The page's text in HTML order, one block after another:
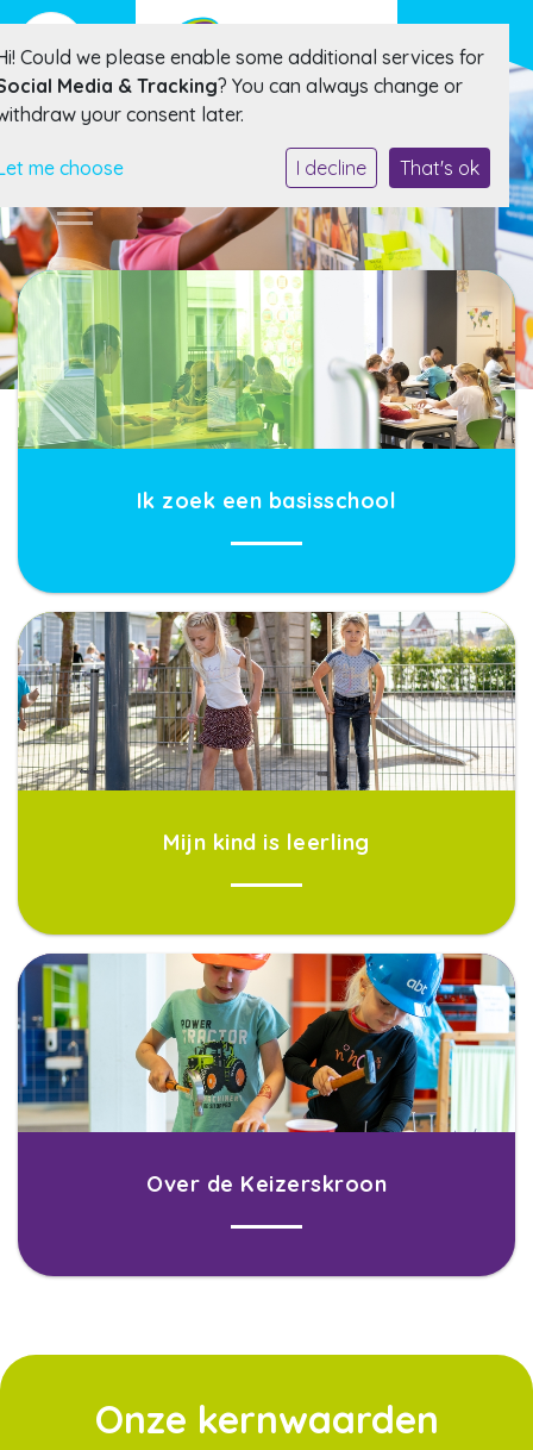
Ik zoek een basisschool
Mijn kind is leerling
Over de Keizerskroon
Onze kernwaarden
Could we please enable some additional services for
Media & Tracking? You can always change or
your consent later.
me choose I decline That's ok